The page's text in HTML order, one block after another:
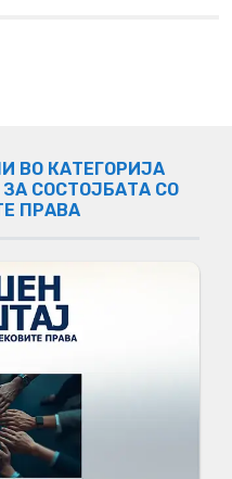
ВО КАТЕГОРИЈА
СОСТОЈБАТА СО
ПРАВА